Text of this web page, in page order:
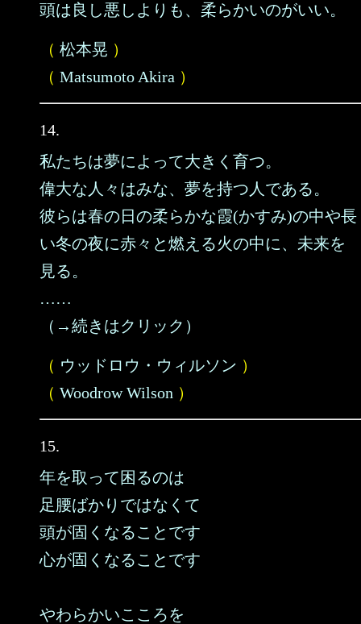
頭は良し悪しよりも、柔らかいのがいい。
（ 松本晃 ）
（ Matsumoto Akira ）
14.
私たちは夢によって大きく育つ。
偉大な人々はみな、夢を持つ人である。
彼らは春の日の柔らかな霞(かすみ)の中や長
い冬の夜に赤々と燃える火の中に、未来を
見る。
……
（→続きはクリック）
（ ウッドロウ・ウィルソン ）
（ Woodrow Wilson ）
15.
年を取って困るのは
足腰ばかりではなくて
頭が固くなることです
心が固くなることです
やわらかいこころを